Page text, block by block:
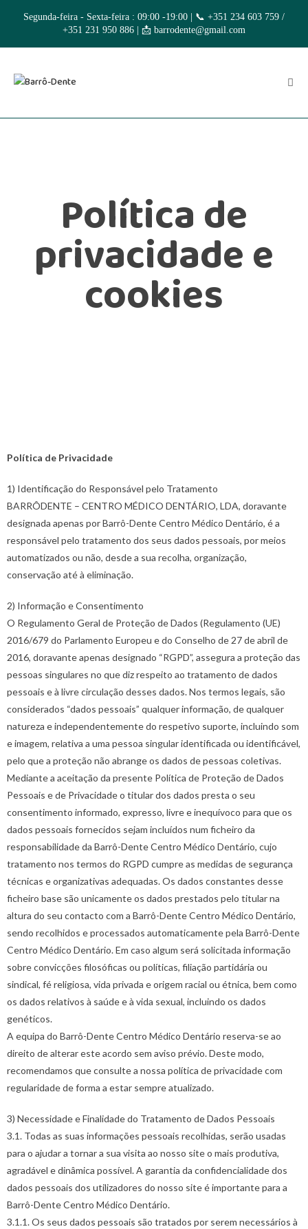
Segunda-feira - Sexta-feira : 09:00 -19:00 | 📞 +351 234 603 759 /
+351 231 950 886 | 📩 barrodente@gmail.com
Política de
privacidade e
cookies
Política de Privacidade
1) Identificação do Responsável pelo Tratamento
BARRÔDENTE – CENTRO MÉDICO DENTÁRIO, LDA, doravante
designada apenas por Barrô-Dente Centro Médico Dentário, é a
responsável pelo tratamento dos seus dados pessoais, por meios
automatizados ou não, desde a sua recolha, organização,
conservação até à eliminação.
2) Informação e Consentimento
O Regulamento Geral de Proteção de Dados (Regulamento (UE)
2016/679 do Parlamento Europeu e do Conselho de 27 de abril de
2016, doravante apenas designado “RGPD”, assegura a proteção das
pessoas singulares no que diz respeito ao tratamento de dados
pessoais e à livre circulação desses dados. Nos termos legais, são
considerados “dados pessoais” qualquer informação, de qualquer
natureza e independentemente do respetivo suporte, incluindo som
e imagem, relativa a uma pessoa singular identificada ou identificável,
pelo que a proteção não abrange os dados de pessoas coletivas.
Mediante a aceitação da presente Política de Proteção de Dados
Pessoais e de Privacidade o titular dos dados presta o seu
consentimento informado, expresso, livre e inequívoco para que os
dados pessoais fornecidos sejam incluídos num ficheiro da
responsabilidade da Barrô-Dente Centro Médico Dentário, cujo
tratamento nos termos do RGPD cumpre as medidas de segurança
técnicas e organizativas adequadas. Os dados constantes desse
ficheiro base são unicamente os dados prestados pelo titular na
altura do seu contacto com a Barrô-Dente Centro Médico Dentário,
sendo recolhidos e processados automaticamente pela Barrô-Dente
Centro Médico Dentário. Em caso algum será solicitada informação
sobre convicções filosóficas ou políticas, filiação partidária ou
sindical, fé religiosa, vida privada e origem racial ou étnica, bem como
os dados relativos à saúde e à vida sexual, incluindo os dados
genéticos.
A equipa do Barrô-Dente Centro Médico Dentário reserva-se ao
direito de alterar este acordo sem aviso prévio. Deste modo,
recomendamos que consulte a nossa política de privacidade com
regularidade de forma a estar sempre atualizado.
3) Necessidade e Finalidade do Tratamento de Dados Pessoais
3.1. Todas as suas informações pessoais recolhidas, serão usadas
para o ajudar a tornar a sua visita ao nosso site o mais produtiva,
agradável e dinâmica possível. A garantia da confidencialidade dos
dados pessoais dos utilizadores do nosso site é importante para a
Barrô-Dente Centro Médico Dentário.
3.1.1. Os seus dados pessoais são tratados por serem necessários à